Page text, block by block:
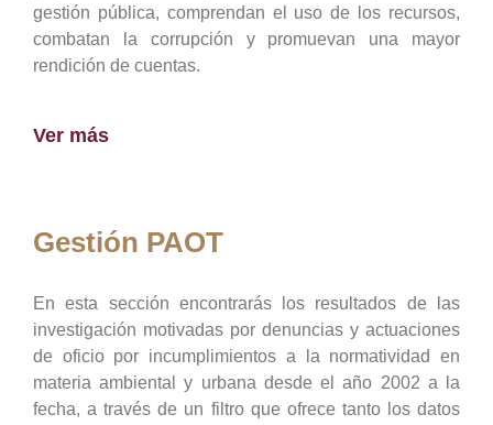
gestión pública, comprendan el uso de los recursos,
combatan la corrupción y promuevan una mayor
rendición de cuentas.
Ver más
Gestión PAOT
En esta sección encontrarás los resultados de las
investigación motivadas por denuncias y actuaciones
de oficio por incumplimientos a la normatividad en
materia ambiental y urbana desde el año 2002 a la
fecha, a través de un filtro que ofrece tanto los datos